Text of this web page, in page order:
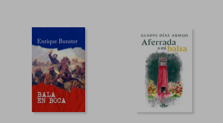
5%
dcto.
5%
dcto.